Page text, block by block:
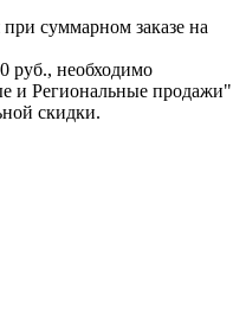
суммарном заказе на
руб., необходимо
и Региональные продажи"
скидки.